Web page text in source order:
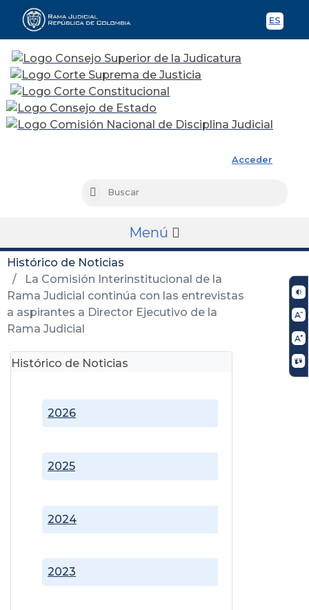
ES
Acceder
Buscar
Menú
Histórico de Noticias
La Comisión Interinstitucional de la
Rama Judicial continúa con las entrevistas
a aspirantes a Director Ejecutivo de la
Rama Judicial
Histórico de Noticias
2023
2024
2025
2026